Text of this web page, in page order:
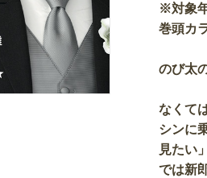
※対象
巻頭カ
のび太
なくて
シンに
見たい
では新